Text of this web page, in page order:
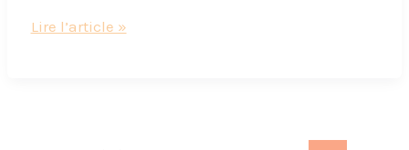
Rencontre
Lire l’article »